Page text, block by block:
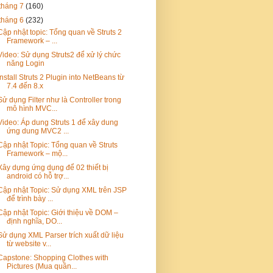
7(160)
6(232)
nhật topic: Tổng quan về Struts 2
Framework – ...
Sử dụng Struts2 để xử lý chức
năng Login
Struts 2 Plugin into NetBeans từ
7.4 đến 8.x
dụng Filter như là Controller trong
mô hình MVC...
Áp dung Struts 1 để xây dung
ứng dung MVC2 ...
nhật Topic: Tổng quan về Struts
Framework – mộ...
dựng ứng dụng để 02 thiết bị
android có hỗ trợ...
nhật Topic: Sử dụng XML trên JSP
để trình bày ...
nhật Topic: Giới thiệu về DOM –
định nghĩa, DO...
dụng XML Parser trích xuất dữ liệu
từ website v...
Shopping Clothes with
Pictures (Mua quần...